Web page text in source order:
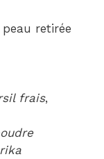
peau retirée
frais,